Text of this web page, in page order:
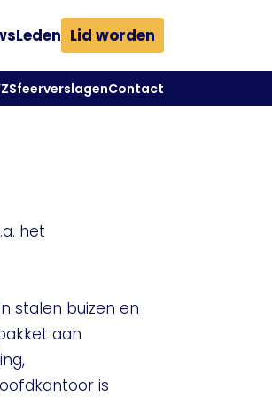
Leden Lid worden
SfeerverslagenContact
het
stalen buizen en
aan
is